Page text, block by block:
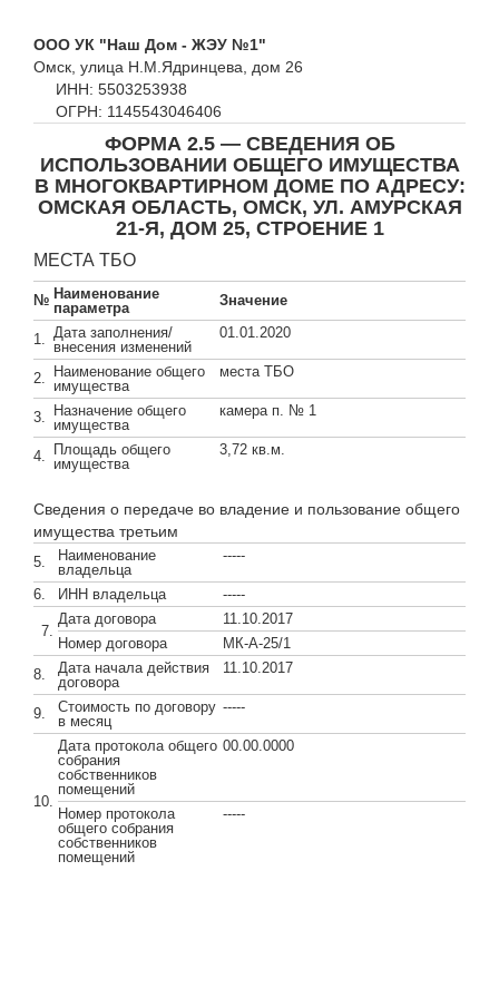
ООО УК "Наш Дом - ЖЭУ №1"
Омск, улица Н.М.Ядринцева, дом 26
ИНН: 5503253938
ОГРН: 1145543046406
ФОРМА 2.5 — СВЕДЕНИЯ ОБ
ИСПОЛЬЗОВАНИИ ОБЩЕГО ИМУЩЕСТВА
В МНОГОКВАРТИРНОМ ДОМЕ ПО АДРЕСУ:
ОМСКАЯ ОБЛАСТЬ, ОМСК, УЛ. АМУРСКАЯ
21-Я, ДОМ 25, СТРОЕНИЕ 1
МЕСТА ТБО
№ Наименование
параметра
Значение
1. Дата заполнения/
внесения изменений
01.01.2020
2.
Наименование общего
имущества
места ТБО
3.
Назначение общего
имущества
камера п. № 1
4.
Площадь общего
имущества
3,72 кв.м.
Сведения о передаче во владение и пользование общего
имущества третьим
5.
Наименование
владельца
-----
6. ИНН владельца -----
7.
Дата договора
11.10.2017
Номер договора
МК-А-25/1
8.
Дата начала действия
договора
11.10.2017
9.
Стоимость по договору
в месяц
-----
10.
Дата протокола общего
собрания
собственников
помещений
00.00.0000
Номер протокола
общего собрания
собственников
помещений
-----